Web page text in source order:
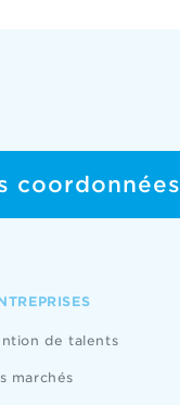
coordonnées
de talents
marchés